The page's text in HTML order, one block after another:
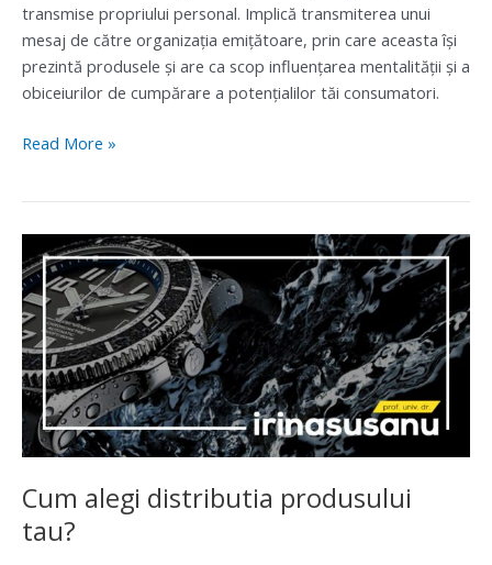
transmise propriului personal. Implică transmiterea unui
mesaj de către organizaţia emiţătoare, prin care aceasta îşi
prezintă produsele şi are ca scop influenţarea mentalităţii şi a
obiceiurilor de cumpărare a potenţialilor tăi consumatori.
Read More »
Cum alegi distributia produsului
tau?
Cum
alegi
distributia
produsului
tau?